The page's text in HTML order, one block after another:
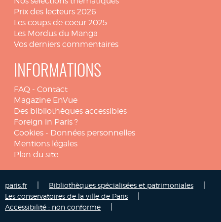
Prix des lecteurs 2026
Les coups de coeur 2025
Les Mordus du Manga
Vos derniers commentaires
INFORMATIONS
FAQ - Contact
Magazine EnVue
Des bibliothèques accessibles
Foreign in Paris ?
Cookies - Données personnelles
Mentions légales
Plan du site
paris.fr Bibliothèques spécialisées et patrimoniales
Les conservatoires de la ville de Paris
Accessibilité : non conforme